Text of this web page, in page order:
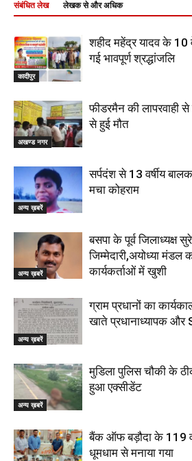
संबंधित लेख लेखक से और अधिक
कादीपुर
शहीद महेंद्र यादव के 10
गई भावपूर्ण श्रद्धांजलि
अखण्ड नगर
फीडरमैन की लापरवाही
से हुई मौत
अन्य ख़बरें
सर्पदंश से 13 वर्षीय
मचा कोहराम
अन्य ख़बरें
बसपा के पूर्व जिलाध्यक्ष
जिम्मेदारी,अयोध्या मंडल
कार्यकर्ताओं में खुशी
अन्य ख़बरें
ग्राम प्रधानों का
खाते प्रधानाध्यापक और
अन्य ख़बरें
मुडिला पुलिस चौकी के
हुआ एक्सीडेंट
बैंक ऑफ बड़ौदा के 119
धूमधाम से मनाया गया